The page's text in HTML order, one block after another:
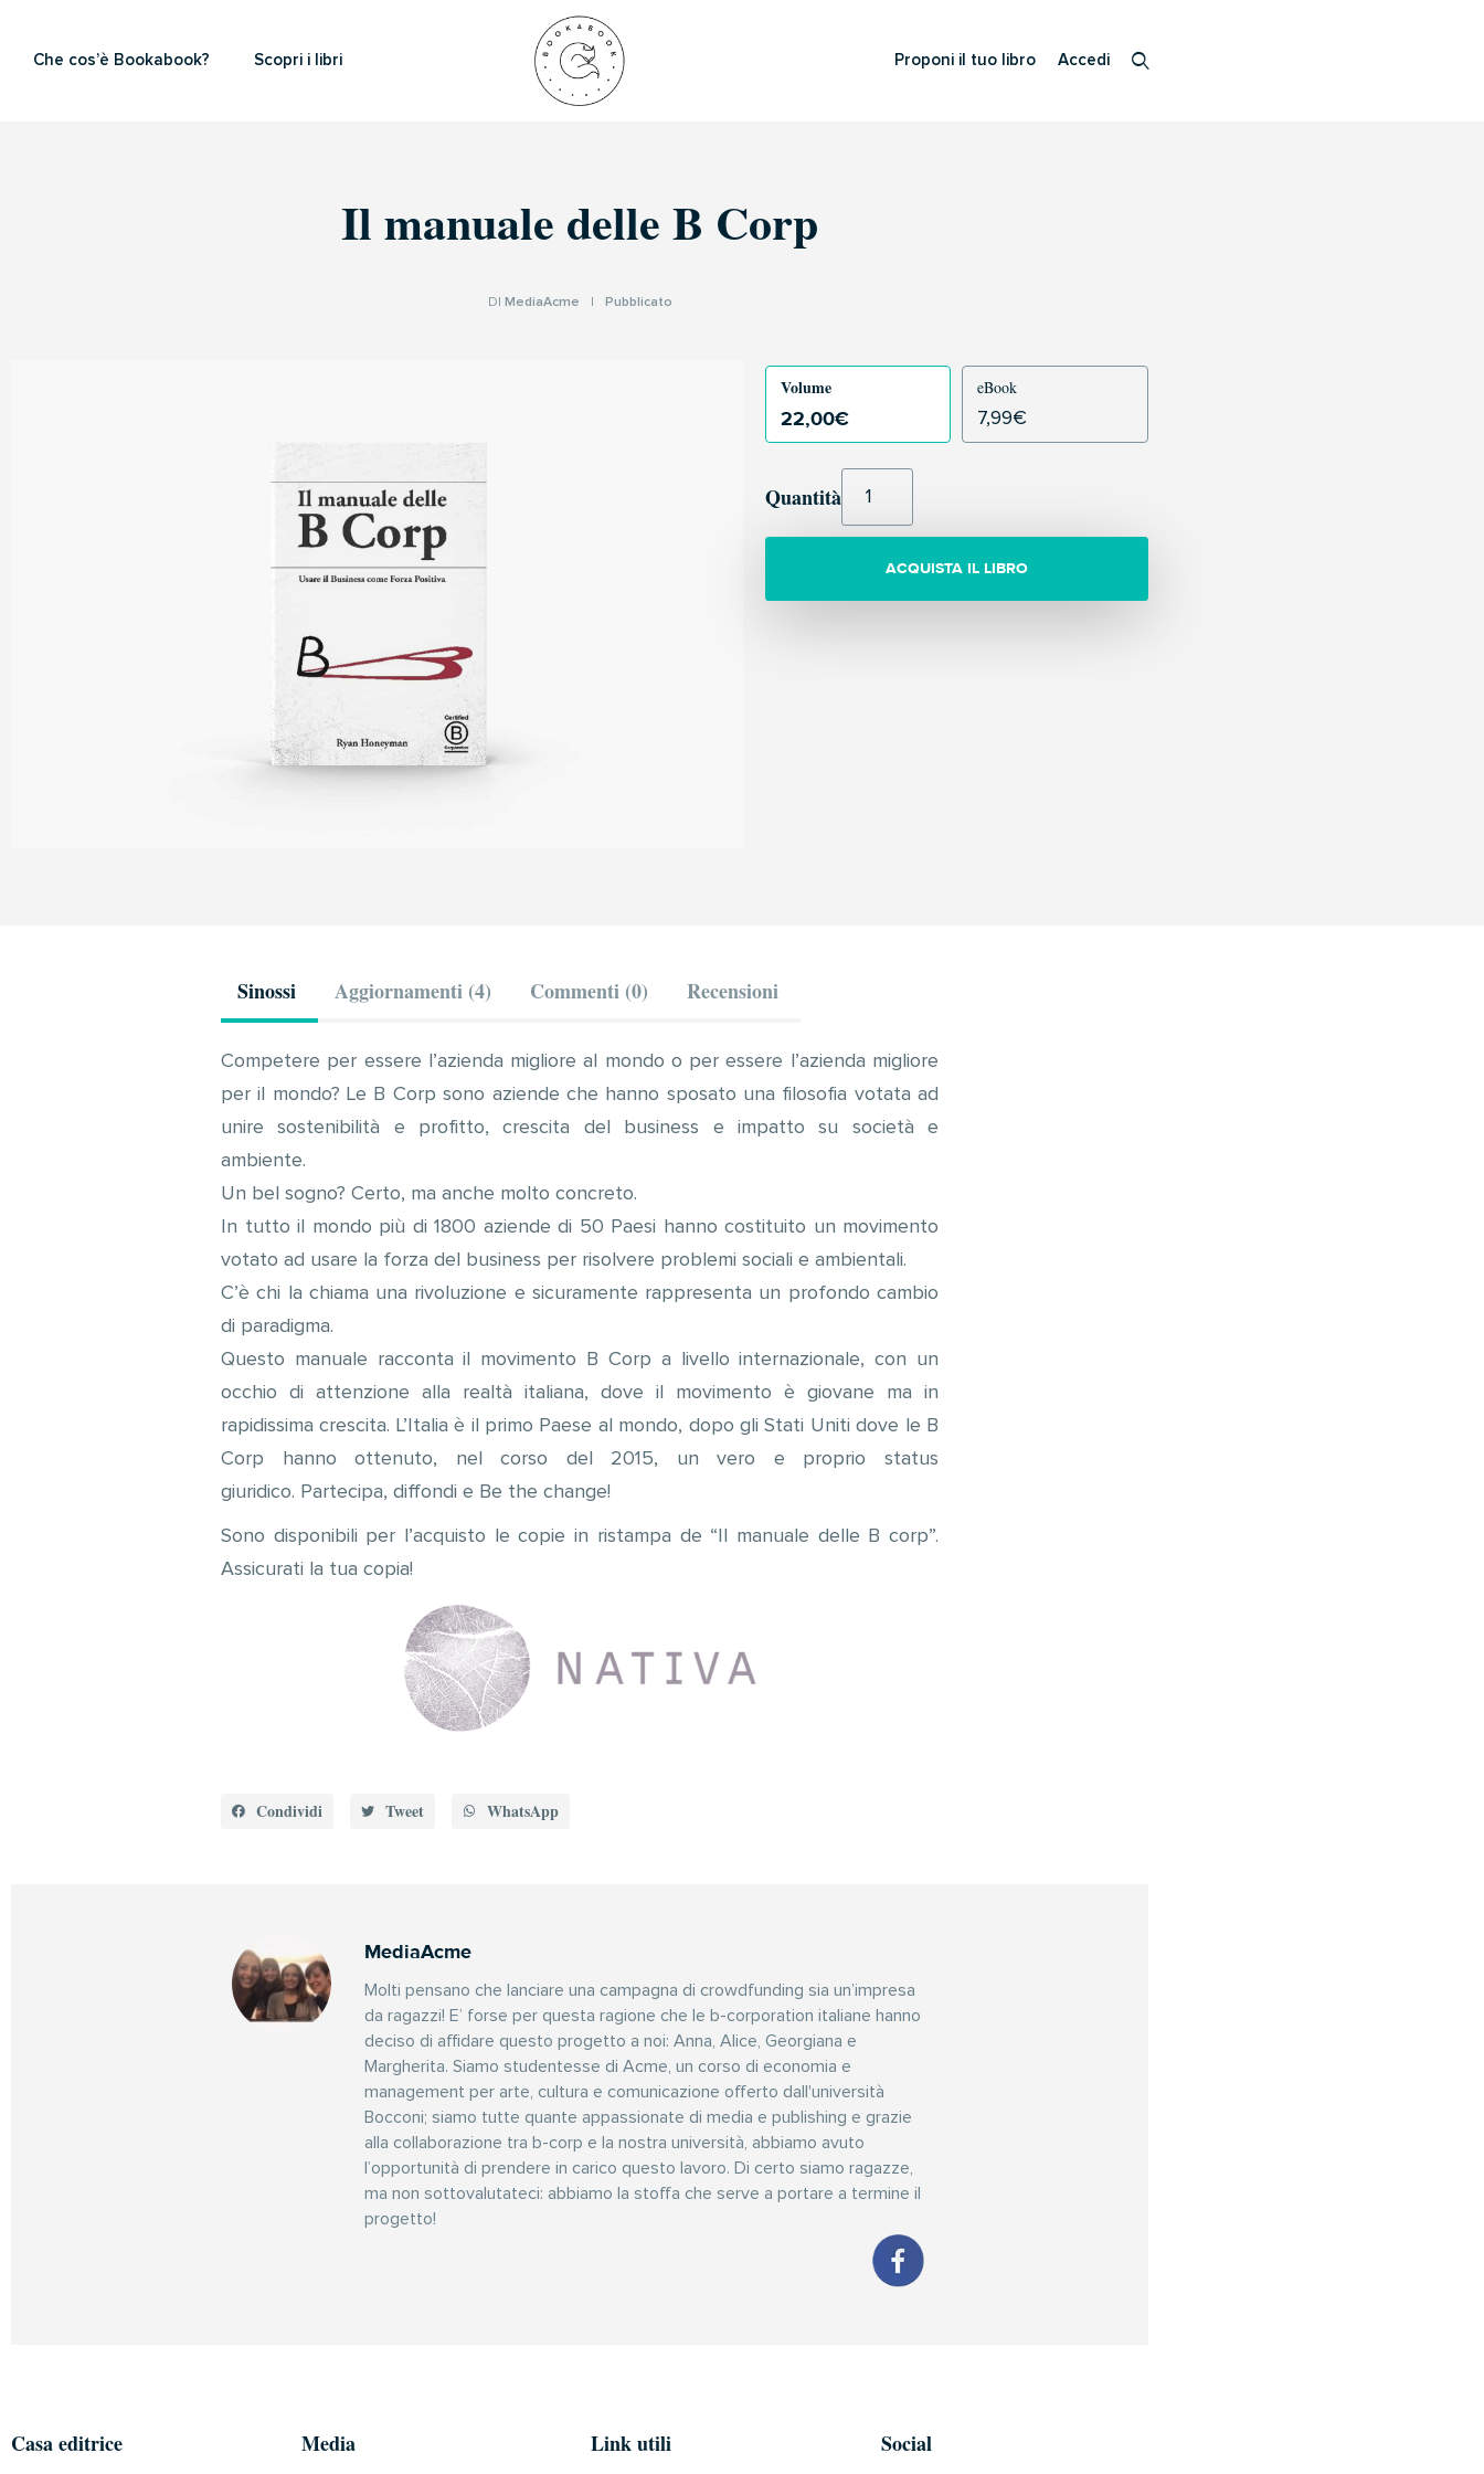
Che cos’è Bookabook? Scopri i libri Proponi il tuo libro Accedi
Il manuale delle B Corp
DI MediaAcme Pubblicato
Volume
22,00€
eBook
7,99€
Quantità
ACQUISTA IL LIBRO
Sinossi Aggiornamenti (4) Commenti (0) Recensioni
Competere per essere l’azienda migliore al mondo o per essere l’azienda migliore
per il mondo? Le B Corp sono aziende che hanno sposato una filosofia votata ad
unire sostenibilità e profitto, crescita del business e impatto su società e
ambiente.
Un bel sogno? Certo, ma anche molto concreto.
In tutto il mondo più di 1800 aziende di 50 Paesi hanno costituito un movimento
votato ad usare la forza del business per risolvere problemi sociali e ambientali.
C’è chi la chiama una rivoluzione e sicuramente rappresenta un profondo cambio
di paradigma.
Questo manuale racconta il movimento B Corp a livello internazionale, con un
occhio di attenzione alla realtà italiana, dove il movimento è giovane ma in
rapidissima crescita. L’Italia è il primo Paese al mondo, dopo gli Stati Uniti dove le B
Corp hanno ottenuto, nel corso del 2015, un vero e proprio status
giuridico. Partecipa, diffondi e Be the change!
Sono disponibili per l’acquisto le copie in ristampa de “Il manuale delle B corp”.
Assicurati la tua copia!
Condividi Tweet WhatsApp
MediaAcme
Molti pensano che lanciare una campagna di crowdfunding sia un’impresa
da ragazzi! E’ forse per questa ragione che le b-corporation italiane hanno
deciso di affidare questo progetto a noi: Anna, Alice, Georgiana e
Margherita. Siamo studentesse di Acme, un corso di economia e
management per arte, cultura e comunicazione offerto dall'università
Bocconi; siamo tutte quante appassionate di media e publishing e grazie
alla collaborazione tra b-corp e la nostra università, abbiamo avuto
l’opportunità di prendere in carico questo lavoro. Di certo siamo ragazze,
ma non sottovalutateci: abbiamo la stoffa che serve a portare a termine il
progetto!
Casa editrice Media Link utili Social